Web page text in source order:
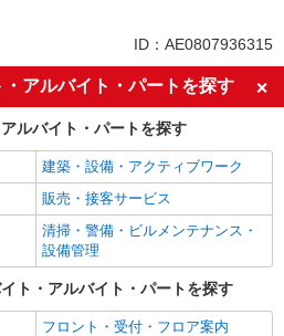
交通費支給
ID：AE0807936315
アルバイト・パートを探す
ルバイト・パートを探す
建築・設備・アクティブワーク
販売・接客サービス
清掃・警備・ビルメンテナンス・
設備管理
ト・アルバイト・パートを探す
フロント・受付・フロア案内